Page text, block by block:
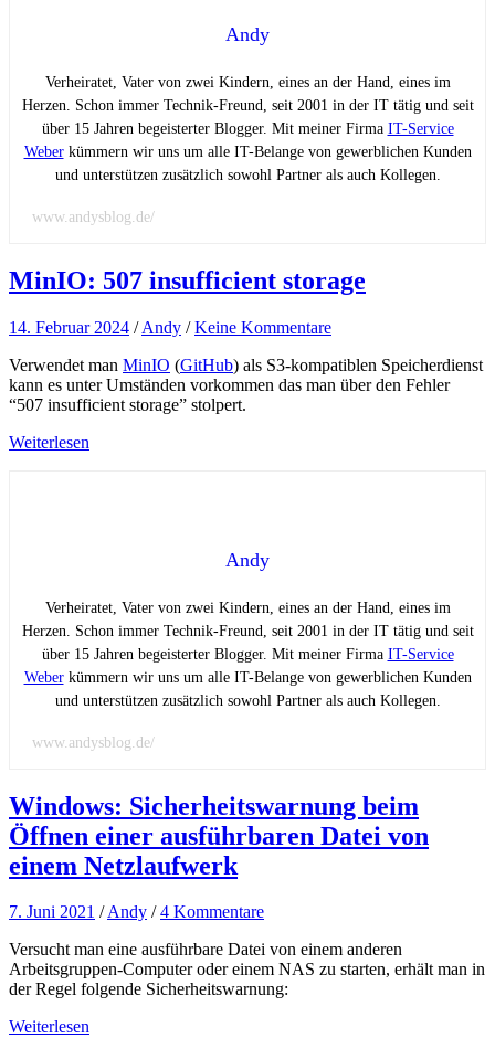
Andy
Verheiratet, Vater von zwei Kindern, eines an der Hand, eines im
Herzen. Schon immer Technik-Freund, seit 2001 in der IT tätig und seit
über 15 Jahren begeisterter Blogger. Mit meiner Firma IT-Service
Weberkümmern wir uns um alle IT-Belange von gewerblichen Kunden
und unterstützen zusätzlich sowohl Partner als auch Kollegen.
www.andysblog.de/
MinIO: 507 insufficient storage
14. Februar 2024 /Andy /Keine Kommentare
Verwendet man MinIO (GitHub) als S3-kompatiblen Speicherdienst
kann es unter Umständen vorkommen das man über den Fehler
“507 insufficient storage” stolpert.
Weiterlesen
Andy
Verheiratet, Vater von zwei Kindern, eines an der Hand, eines im
Herzen. Schon immer Technik-Freund, seit 2001 in der IT tätig und seit
über 15 Jahren begeisterter Blogger. Mit meiner Firma IT-Service
Weberkümmern wir uns um alle IT-Belange von gewerblichen Kunden
und unterstützen zusätzlich sowohl Partner als auch Kollegen.
www.andysblog.de/
Windows: Sicherheitswarnung beim
Öffnen einer ausführbaren Datei von
einem Netzlaufwerk
7. Juni 2021 /Andy /4 Kommentare
Versucht man eine ausführbare Datei von einem anderen
Arbeitsgruppen-Computer oder einem NAS zu starten, erhält man in
der Regel folgende Sicherheitswarnung:
Weiterlesen